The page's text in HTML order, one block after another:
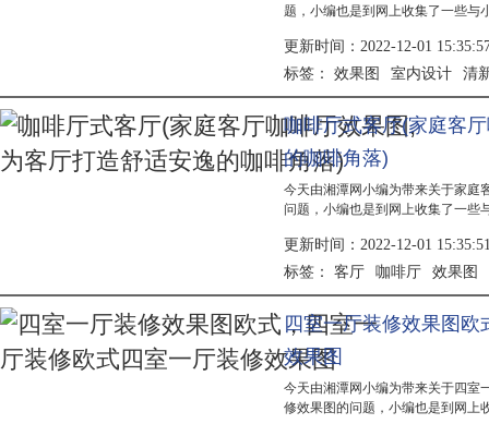
题，小编也是到网上收集了一些与
一个小清新室内设计效果图，我们
板，中间...
更新时间：2022-12-01
标签： 效果图 室内设计 清
咖啡厅式客厅(家庭客
的咖啡角落)
今天由湘潭网小编为带来关于家庭
问题，小编也是到网上收集了一些
给自己泡一杯香醇的咖啡，打发一
要一杯精...
更新时间：2022-12-01
标签： 客厅 咖啡厅 效果图
四室一厅装修效果图
效果图
今天由湘潭网小编为带来关于四室
修效果图的问题，小编也是到网上